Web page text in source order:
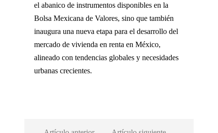
el abanico de instrumentos disponibles en la
Bolsa Mexicana de Valores, sino que también
inaugura una nueva etapa para el desarrollo del
mercado de vivienda en renta en México,
alineado con tendencias globales y necesidades
urbanas crecientes.